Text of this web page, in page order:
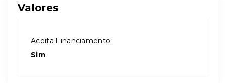
Valores
Aceita Financiamento:
Sim